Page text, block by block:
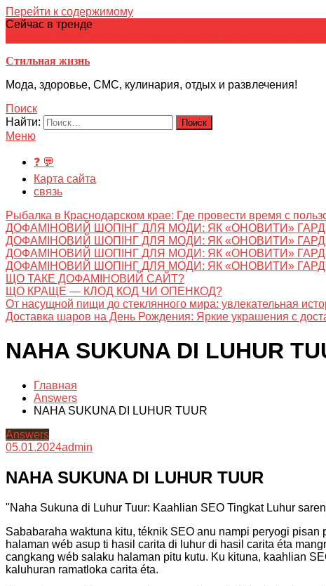
Перейти к содержимому
Сейчас в тренде
Стильная жизнь
Мода, здоровье, СМС, кулинария, отдых и развлечения!
Поиск
Найти:
Меню
❓ 💬
Карта сайта
связь
Рыбалка в Краснодарском крае: Где провести время с
ДОФАМІНОВИЙ ШОПІНГ ДЛЯ МОДИ: ЯК «ОНОВИТИ»
ДОФАМІНОВИЙ ШОПІНГ ДЛЯ МОДИ: ЯК «ОНОВИТИ»
ДОФАМІНОВИЙ ШОПІНГ ДЛЯ МОДИ: ЯК «ОНОВИТИ»
ДОФАМІНОВИЙ ШОПІНГ ДЛЯ МОДИ: ЯК «ОНОВИТИ»
ЩО ТАКЕ ДОФАМІНОВИЙ САЙТ?
ЩО КРАЩЕ — КЛОД КОД ЧИ ОПЕНКОД?
От насущной пищи до стеклянного мира: увлекательная
Доставка шаров на День Рождения: Яркие украшения с
NAHA SUKUNA DI LUHUR
Главная
Answers
NAHA SUKUNA DI LUHUR TUUR
Answers
05.01.2024admin
NAHA SUKUNA DI LUHUR TUUR
"Naha Sukuna di Luhur Tuur: Kaahlian SEO Tingkat Luhur
Sababaraha waktuna kitu, téknik SEO anu nampi peryogi
halaman wéb asup ti hasil carita di luhur di hasil carita éta
cangkang wéb salaku halaman pitu kutu. Ku kituna, kaahlian
kaluhuran ramatloka carita éta.